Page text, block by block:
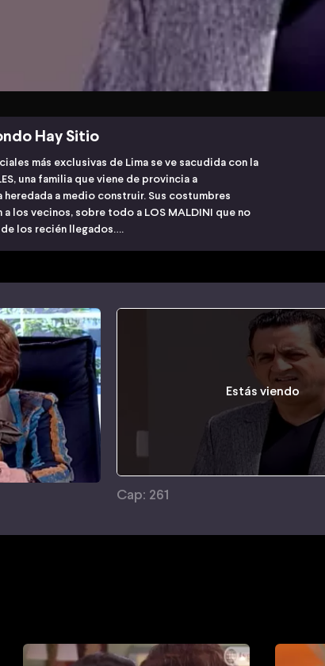
Hay Sitio
más exclusivas de Lima se ve sacudida con la
una familia que viene de provincia a
heredada a medio construir. Sus costumbres
a los vecinos, sobre todo a LOS MALDINI que no
los recién llegados….
Estás viendo
Cap: 261